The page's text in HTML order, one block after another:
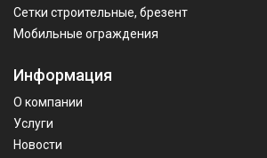
Сетки строительные, брезент
Мобильные ограждения
Информация
О компании
Услуги
Новости